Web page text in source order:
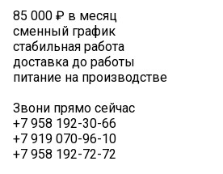
85 000 ₽ в месяц
сменный график
стабильная работа
доставка до работы
питание на производстве
Звони прямо сейчас
+7 958 192-30-66
+7 919 070-96-10
+7 958 192-72-72